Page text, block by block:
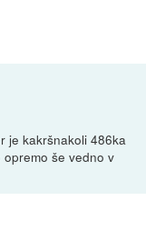
je kakršnakoli 486ka
še vedno v